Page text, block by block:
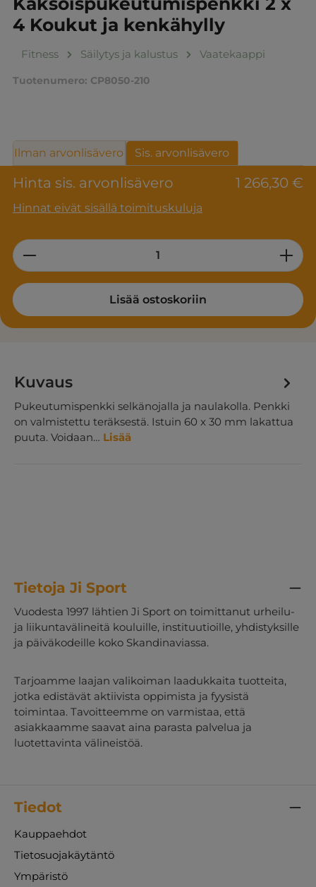
4 Koukut ja kenkähylly
Fitness Säilytys ja kalustus Vaatekaappi
Tuotenumero: CP8050-210
Hinta sis. arvonlisävero 1 266,30 €
Hinnat eivät sisällä toimituskuluja
Ilman arvonlisävero Sis. arvonlisävero
Product Quantity: Enter the desired
Lisää ostoskoriin
Kuvaus
Pukeutumispenkki selkänojalla ja naulakolla. Penkki
on valmistettu teräksestä. Istuin 60 x 30 mm lakattua
puuta. Voidaan… Lisää
Tietoja Ji Sport
Vuodesta 1997 lähtien Ji Sport on toimittanut urheilu-
ja liikuntavälineitä kouluille, instituutioille, yhdistyksille
ja päiväkodeille koko Skandinaviassa.
Tarjoamme laajan valikoiman laadukkaita tuotteita,
jotka edistävät aktiivista oppimista ja fyysistä
toimintaa. Tavoitteemme on varmistaa, että
asiakkaamme saavat aina parasta palvelua ja
luotettavinta välineistöä.
Tiedot
Kauppaehdot
Tietosuojakäytäntö
Ympäristö